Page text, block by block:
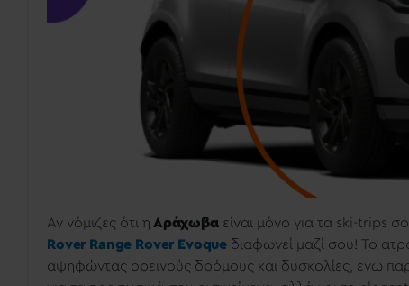
Αν νόμιζες ότι η Αράχωβαείναι μόνο για τα ski-trips
Rover Range Rover Evoque διαφωνεί μαζί σου! Το
αψηφώντας ορεινούς δρόμους και δυσκολίες, ενώ